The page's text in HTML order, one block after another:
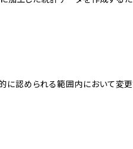
に認められる範囲内において変